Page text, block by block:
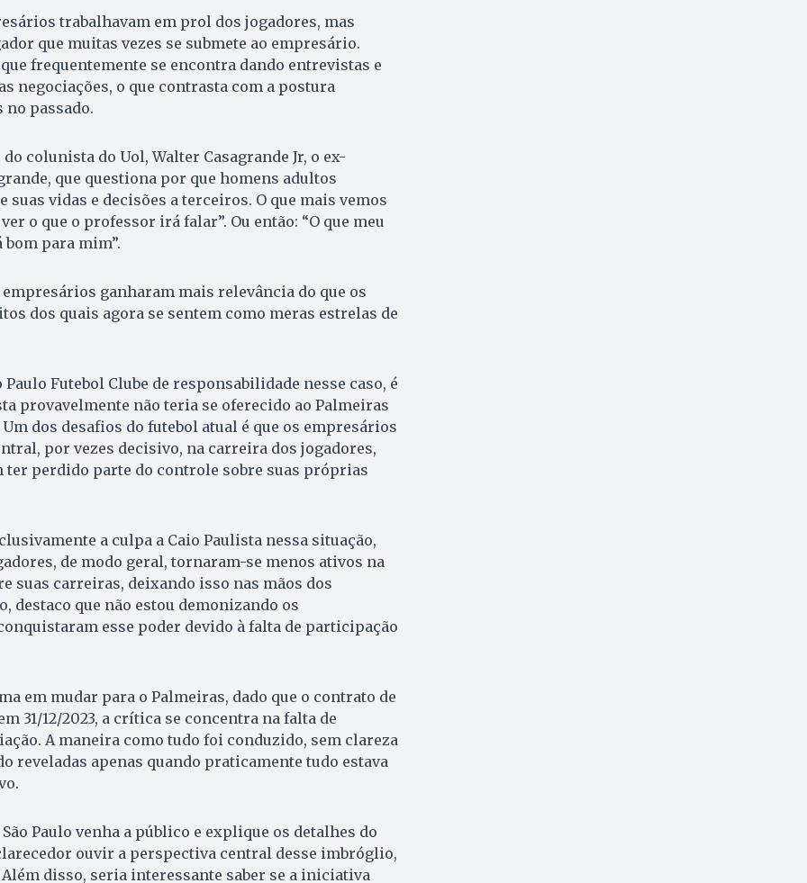
trabalhavam em prol dos jogadores, mas
que muitas vezes se submete ao empresário.
frequentemente se encontra dando entrevistas e
negociações, o que contrasta com a postura
no passado.
colunista do Uol, Walter Casagrande Jr, o ex-
que questiona por que homens adultos
suas vidas e decisões a terceiros. O que mais vemos
o que o professor irá falar”. Ou então: “O que meu
para mim”.
empresários ganharam mais relevância do que os
dos quais agora se sentem como meras estrelas de
Paulo Futebol Clube de responsabilidade nesse caso, é
provavelmente não teria se oferecido ao Palmeiras
dos desafios do futebol atual é que os empresários
por vezes decisivo, na carreira dos jogadores,
ter perdido parte do controle sobre suas próprias
a culpa a Caio Paulista nessa situação,
de modo geral, tornaram-se menos ativos na
suas carreiras, deixando isso nas mãos dos
destaco que não estou demonizando os
esse poder devido à falta de participação
em mudar para o Palmeiras, dado que o contrato de
31/12/2023, a crítica se concentra na falta de
A maneira como tudo foi conduzido, sem clareza
reveladas apenas quando praticamente tudo estava
Paulo venha a público e explique os detalhes do
ouvir a perspectiva central desse imbróglio,
Além disso, seria interessante saber se a iniciativa